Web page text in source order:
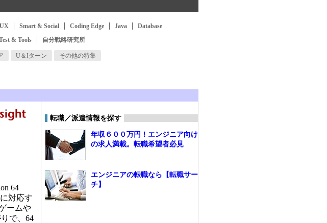
Smart & Social Coding Edge Java
Database
& Tools 自分戦略研究所
U＆Iターン その他の特集
64
対応す
ームや
で、64
転職／派遣情報を探す
年収６００万円！エンジニア向け
の求人満載。転職希望者必見
エンジニアの転職なら【転職サー
チ】